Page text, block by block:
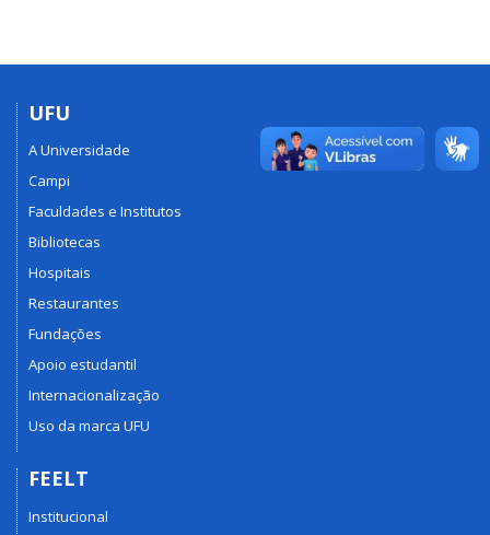
UFU
A Universidade
Campi
Faculdades e Institutos
Bibliotecas
Hospitais
Restaurantes
Fundações
Apoio estudantil
Internacionalização
Uso da marca UFU
FEELT
Institucional